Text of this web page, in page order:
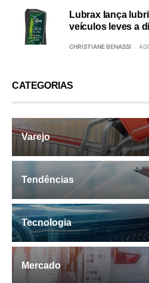
Lubrax lança
veículos leves a
CHRISTIANE BENASSI
CATEGORIAS
Varejo
Tendências
Tecnologia
Mercado